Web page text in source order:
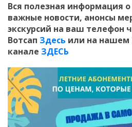
Вся полезная информация
важные новости, анонсы
экскурсий на ваш телефон
Вотсап Здесь или на нашем
канале ЗДЕСЬ